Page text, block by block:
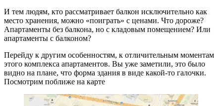
И тем людям, кто рассматривает балкон исключительно как
место хранения, можно «поиграть» с ценами. Что дороже?
Апартаменты без балкона, но с кладовым помещением? Или
апартаменты с балконом?
Перейду к другим особенностям, к отличительным моментам
этого комплекса апартаментов. Вы уже заметили, это было
видно на плане, что форма здания в виде какой-то галочки.
Посмотрим поближе на карте